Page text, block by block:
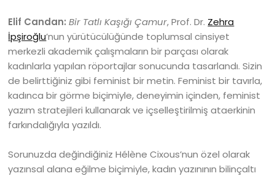
Elif Candan:Bir Tatlı Kaşığı Çamur, Prof. Dr. Zehra
İpşiroğlu’nun yürütücülüğünde toplumsal cinsiyet
merkezli akademik çalışmaların bir parçası olarak
kadınlarla yapılan röportajlar sonucunda tasarlandı. Sizin
de belirttiğiniz gibi feminist bir metin. Feminist bir tavırla,
kadınca bir görme biçimiyle, deneyimin içinden, feminist
yazım stratejileri kullanarak ve içselleştirilmiş ataerkinin
farkındalığıyla yazıldı.
Sorunuzda değindiğiniz Hélène Cixous’nun özel olarak
yazınsal alana eğilme biçimiyle, kadın yazınının bilinçaltı